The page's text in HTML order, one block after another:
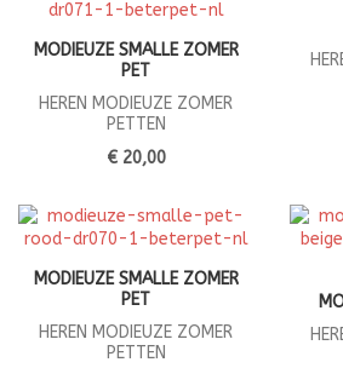
MODIEUZE SMALLE ZOMER
PET
HEREN MODIEUZE ZOMER
PETTEN
€ 20,00
MODIEUZE SMALLE ZOMER
PET
HEREN MODIEUZE ZOMER
PETTEN